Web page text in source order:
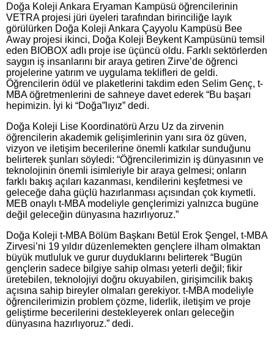
Doğa Koleji Ankara Eryaman Kampüsü öğrencilerinin
VETRA projesi jüri üyeleri tarafından birinciliğe layık
görülürken Doğa Koleji Ankara Çayyolu Kampüsü Bee
Away projesi ikinci, Doğa Koleji Beykent Kampüsünü temsil
eden BIOBOX adlı proje ise üçüncü oldu. Farklı sektörlerden
saygın iş insanlarını bir araya getiren Zirve’de öğrenci
projelerine yatırım ve uygulama teklifleri de geldi.
Öğrencilerin ödül ve plaketlerini takdim eden Selim Genç, t-
MBA öğretmenlerini de sahneye davet ederek “Bu başarı
hepimizin. İyi ki “Doğa”lıyız” dedi.
Doğa Koleji Lise Koordinatörü Arzu Uz da zirvenin
öğrencilerin akademik gelişimlerinin yanı sıra öz güven,
vizyon ve iletişim becerilerine önemli katkılar sunduğunu
belirterek şunları söyledi: “Öğrencilerimizin iş dünyasının ve
teknolojinin önemli isimleriyle bir araya gelmesi; onların
farklı bakış açıları kazanması, kendilerini keşfetmesi ve
geleceğe daha güçlü hazırlanması açısından çok kıymetli.
MEB onaylı t-MBA modeliyle gençlerimizi yalnızca bugüne
değil geleceğin dünyasına hazırlıyoruz.”
Doğa Koleji t-MBA Bölüm Başkanı Betül Erok Şengel, t-MBA
Zirvesi’ni 19 yıldır düzenlemekten gençlere ilham olmaktan
büyük mutluluk ve gurur duyduklarını belirterek “Bugün
gençlerin sadece bilgiye sahip olması yeterli değil; fikir
üretebilen, teknolojiyi doğru okuyabilen, girişimcilik bakış
açısına sahip bireyler olmaları gerekiyor. t-MBA modeliyle
öğrencilerimizin problem çözme, liderlik, iletişim ve proje
geliştirme becerilerini destekleyerek onları geleceğin
dünyasına hazırlıyoruz.” dedi.